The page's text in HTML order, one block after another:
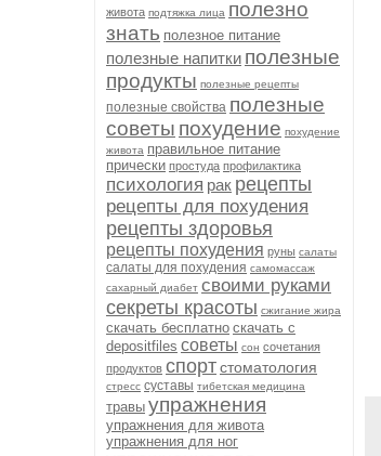
живота подтяжка лица полезно
знать полезное питание
полезные напитки полезные
продукты полезные рецепты
полезные свойства полезные
советы похудение похудение
живота правильное питание
прически простуда профилактика
психология рак рецепты
рецепты для похудения
рецепты здоровья
рецепты похудения руны салаты
салаты для похудения самомассаж
сахарный диабет своими руками
секреты красоты сжигание жира
скачать бесплатно скачать с
depositfiles советы сон сочетания
продуктов спортстоматология
стресс суставы тибетская медицина
травы упражнения
упражнения для живота
упражнения для ног